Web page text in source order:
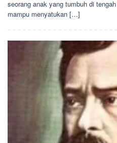
seorang anak yang tumbuh di
mampu menyatukan […]